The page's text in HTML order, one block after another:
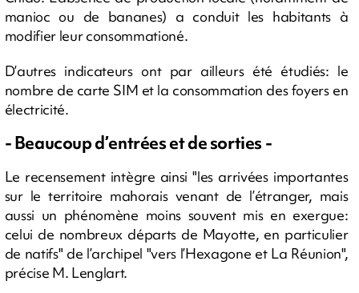
manioc ou de bananes) a conduit les habitants à
modifier leur consommationé.
D’autres indicateurs ont par ailleurs été étudiés: le
nombre de carte SIM et la consommation des foyers en
électricité.
- Beaucoup d’entrées et de sorties -
Le recensement intègre ainsi "les arrivées importantes
sur le territoire mahorais venant de l’étranger, mais
aussi un phénomène moins souvent mis en exergue:
celui de nombreux départs de Mayotte, en particulier
de natifs" de l’archipel "vers l’Hexagone et La Réunion",
précise M. Lenglart.